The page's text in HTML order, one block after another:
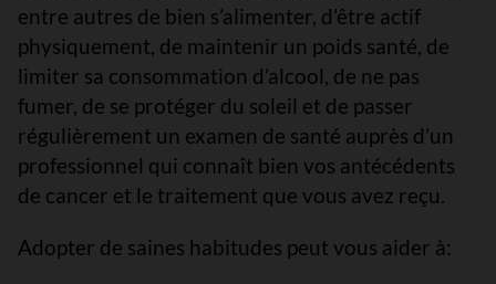
entre autres de bien s’alimenter, d’être actif
physiquement, de maintenir un poids santé, de
limiter sa consommation d’alcool, de ne pas
fumer, de se protéger du soleil et de passer
régulièrement un examen de santé auprès d’un
professionnel qui connaît bien vos antécédents
de cancer et le traitement que vous avez reçu.
Adopter de saines habitudes peut vous aider à: